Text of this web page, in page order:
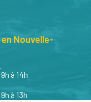
Nouvelle-
à 14h
à 13h